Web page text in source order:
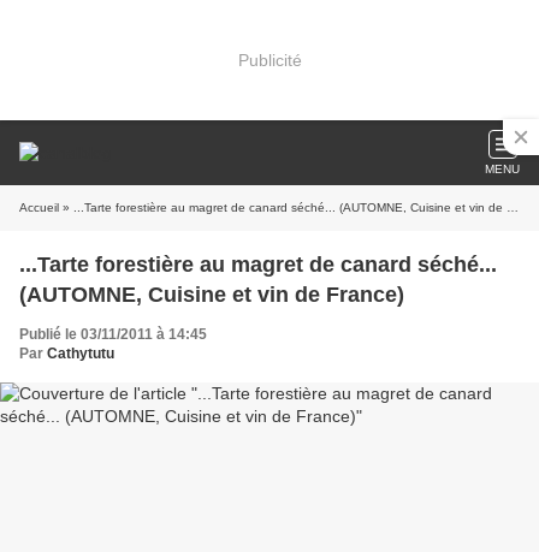
Publicité
MENU
Accueil » ...Tarte forestière au magret de canard séché... (AUTOMNE, Cuisine et vin de France)
...Tarte forestière au magret de canard séché...
(AUTOMNE, Cuisine et vin de France)
Publié le 03/11/2011 à 14:45
Par Cathytutu